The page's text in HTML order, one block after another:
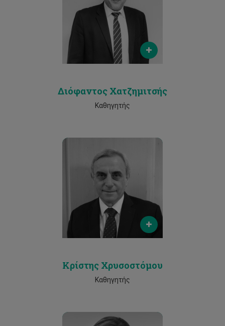
Ερευνητική Ομάδα Infrastructure
d.hadjimitsis@cut.ac.cy
Phone
25002548
Διόφαντος Χατζημιτσής
Καθηγητής
Email
c.chrysostomou@cut.ac.cy
Phone
25002616
Κρίστης Χρυσοστόμου
Καθηγητής